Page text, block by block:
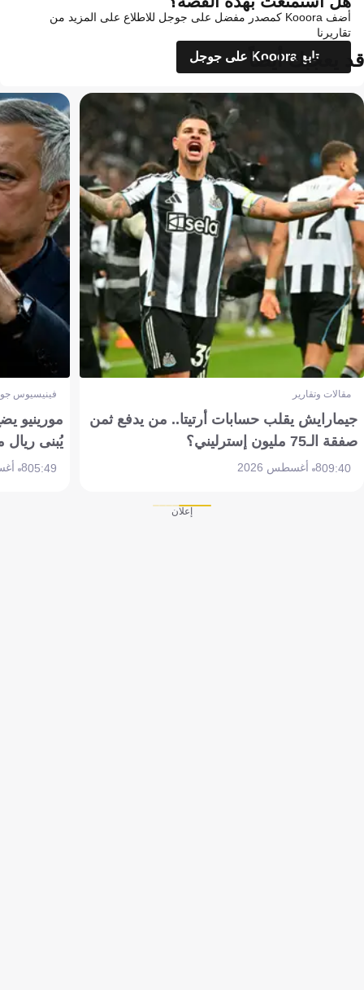
أضف Kooora كمصدر مفضل على جوجل للاطلاع على المزيد من
تقاريرنا
تابع Kooora على جوجل
قد يعجبك أيضاً
مقالات وتقارير
جيمارايش يقلب حسابات أرتيتا.. من يدفع ثمن
صفقة الـ75 مليون إسترليني؟
09:408 أغسطس 2026
فينيسيوس
مورينيو
يُبنى ريال
05:498 أغسطس 2026
إعلان